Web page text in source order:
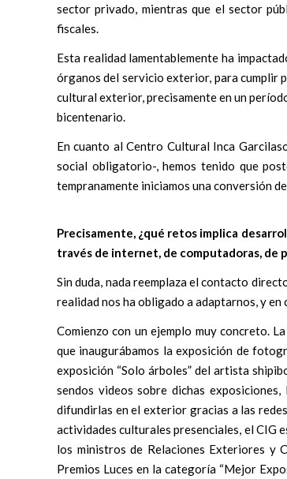
sector privado, mientras que el sector
fiscales.
Esta realidad lamentablemente ha
órganos del servicio exterior, para cumplir
cultural exterior, precisamente en un
bicentenario.
En cuanto al Centro Cultural Inca
social obligatorio-, hemos tenido que
tempranamente iniciamos una conversión
Precisamente, ¿qué retos implica
través de internet, de computadoras, de
Sin duda, nada reemplaza el contacto
realidad nos ha obligado a adaptarnos, y
Comienzo con un ejemplo muy concreto.
que inaugurábamos la exposición de
exposición “Solo árboles” del artista
sendos videos sobre dichas
difundirlas en el exterior gracias a las
actividades culturales presenciales, el CIG
los ministros de Relaciones Exteriores y
Premios Luces en la categoría “Mejor